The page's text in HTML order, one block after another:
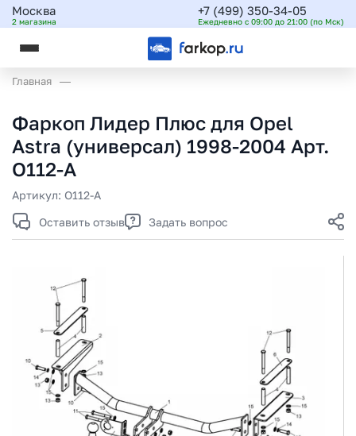
Москва
2 магазина
+7 (499) 350-34-05
Ежедневно с 09:00 до 21:00 (по Мск)
Главная
Фаркоп Лидер Плюс для Opel
Astra (универсал) 1998-2004 Арт.
O112-A
Артикул: O112-A
Оставить отзыв
Задать вопрос